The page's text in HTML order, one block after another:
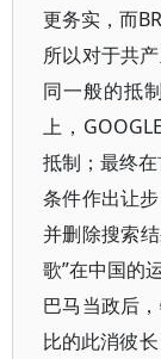
更务实，而
所以对于共
同一般的抵
上，
抵制；最终
条件作出让
并删除搜索
歌”在中国的
巴马当政后
比的此消彼